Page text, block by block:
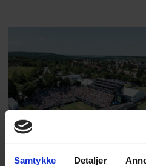
Samtykke Detaljer
blevet voksen. Her
fortællerens plads i et
arv, angst, familieliv,
at miste stemmen og
livsglæde, han nægter
SPONSORERET INDHOLD